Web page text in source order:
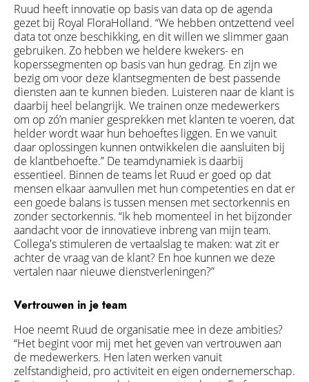
Ruud heeft innovatie op basis van data op de agenda
gezet bij Royal FloraHolland. “We hebben ontzettend veel
data tot onze beschikking, en dit willen we slimmer gaan
gebruiken. Zo hebben we heldere kwekers- en
koperssegmenten op basis van hun gedrag. En zijn we
bezig om voor deze klantsegmenten de best passende
diensten aan te kunnen bieden. Luisteren naar de klant is
daarbij heel belangrijk. We trainen onze medewerkers
om op zó’n manier gesprekken met klanten te voeren, dat
helder wordt waar hun behoeftes liggen. En we vanuit
daar oplossingen kunnen ontwikkelen die aansluiten bij
de klantbehoefte.” De teamdynamiek is daarbij
essentieel. Binnen de teams let Ruud er goed op dat
mensen elkaar aanvullen met hun competenties en dat er
een goede balans is tussen mensen met sectorkennis en
zonder sectorkennis. “Ik heb momenteel in het bijzonder
aandacht voor de innovatieve inbreng van mijn team.
Collega's stimuleren de vertaalslag te maken: wat zit er
achter de vraag van de klant? En hoe kunnen we deze
vertalen naar nieuwe dienstverleningen?”
Vertrouwen in je team
Hoe neemt Ruud de organisatie mee in deze ambities?
“Het begint voor mij met het geven van vertrouwen aan
de medewerkers. Hen laten werken vanuit
zelfstandigheid, pro activiteit en eigen ondernemerschap.